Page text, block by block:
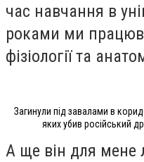
час навчання в
роками ми
фізіології та
Загинули під завалами в
яких убив російський
А ще він для мене